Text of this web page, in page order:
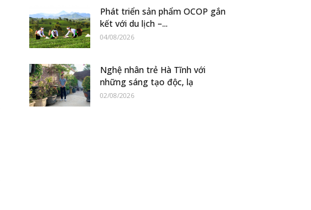
Phát triển sản phẩm OCOP gắn
kết với du lịch –...
04/08/2026
Nghệ nhân trẻ Hà Tĩnh với
những sáng tạo độc, lạ
02/08/2026